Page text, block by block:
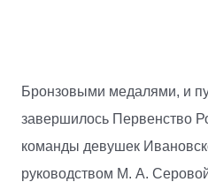
Бронзовыми медалями, и
завершилось Первенство
команды девушек
руководством М. А.